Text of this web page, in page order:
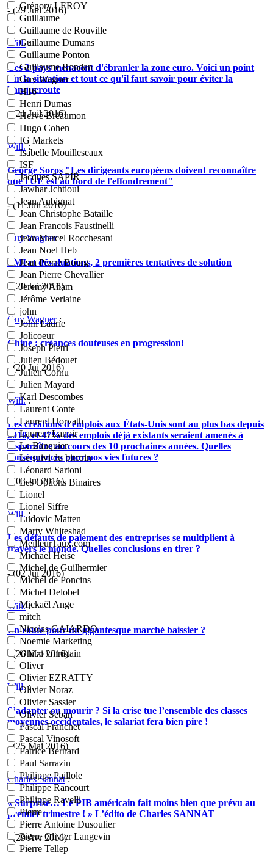
Grégory LEROY
Guillaume
Guillaume de Rouville
Guillaume Dumans
Guillaume Ponton
Guillaume Rondan
Guy Wagner
H16
Henri Dumas
Hervé Bréaumon
Hugo Cohen
IG Markets
Isabelle Mouilleseaux
ISF
Jacques SAPIR
Jawhar Jchtioui
Jean Aubignat
Jean Christophe Bataille
Jean Francois Faustinelli
Jean Marcel Rocchesani
Jean Noel Heb
Jean Pierre Bourg
Jean Pierre Chevallier
Jeremy Allam
Jérôme Verlaine
john
John Laurie
Jolicoeur
Joseph Pietri
Julien Bédouet
Julien Cornu
Julien Mayard
Karl Descombes
Laurent Conte
Laurent Horvath
Laurent Lanoir
Le Banquier
Le suivi du bitcoin
Léonard Sartoni
Les Options Binaires
Lionel
Lionel Siffre
Ludovic Matten
Marty Whiteshad
MeilleurTaux.com
Michael Heise
Michel de Guilhermier
Michel de Poncins
Michel Delobel
Mickaël Ange
mitch
Nicolas GAIARDO
Noemie Marketing
Ohibo Christain
Oliver
Olivier EZRATTY
Olivier Noraz
Olivier Sassier
Olivier Seban
Pascal Franchet
Pascal Vinosoft
Patrice Bernard
Paul Sarrazin
Philippe Paillole
Philippe Rancourt
Philippe Ravelli
Pierre
Pierre Antoine Dusoulier
Pierre Olivier Langevin
Pierre Tellep
- (29 Juil 2016)
Will.:
Ces 2 pays menacent d'ébranler la zone euro. Voici un point
sur la situation et tout ce qu'il faut savoir pour éviter la
banqueroute
- (21 Juil 2016)
Will.:
George Soros "Les dirigeants européens doivent reconnaître
que l'UE est au bord de l'effondrement"
- (11 Juil 2016)
Guy Wagner:
FMI et dévaluations, 2 premières tentatives de solution
- (20 Jui 2016)
Guy Wagner:
Chine : créances douteuses en progression!
- (20 Jui 2016)
Will.:
Les créations d'emplois aux États-Unis sont au plus bas depuis
2010, et 47% des emplois déjà existants seraient amenés à
disparaître au cours des 10 prochaines années. Quelles
conséquences pour nos vies futures ?
- (03 Jui 2016)
Will. :
Les défauts de paiement des entreprises se multiplient à
travers le monde. Quelles conclusions en tirer ?
- (02 Jui 2016)
Will.:
En route pour un gigantesque marché baissier ?
- (26 Mai 2016)
Will.:
S’adapter ou mourir ? Si la crise tue l’ensemble des classes
moyennes occidentales, le salariat fera bien pire !
- (25 Mai 2016)
Charles Sannat:
« Surprise… Le PIB américain fait moins bien que prévu au
premier trimestre ! » L’édito de Charles SANNAT
- (29 Avr 2016)